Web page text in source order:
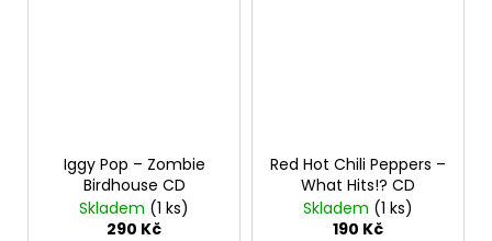
Iggy Pop – Zombie
Birdhouse CD
Skladem (1 ks)
290 Kč
Red Hot Chili Peppers –
What Hits!? CD
Skladem (1 ks)
190 Kč